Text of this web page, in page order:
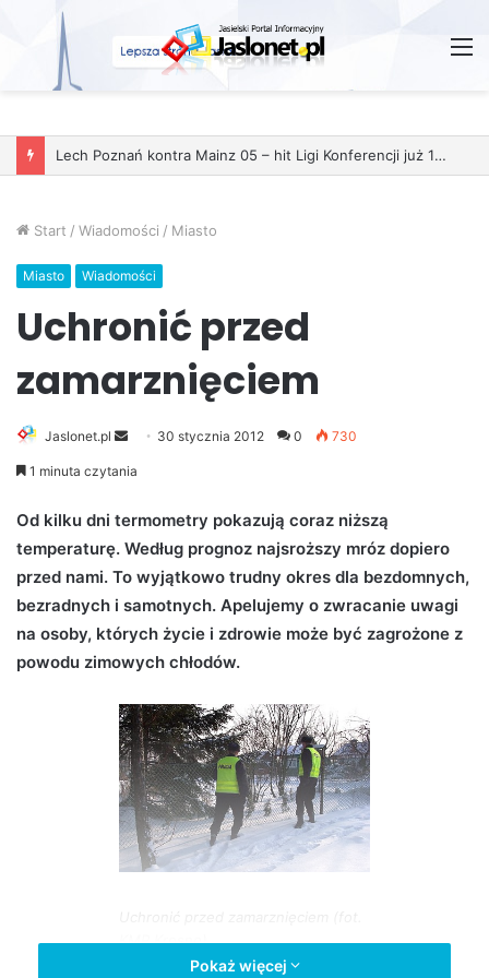
Lech Poznań kontra Mainz 05 – hit Ligi Konferencji już 11 grudnia
Start / Wiadomości / Miasto
Miasto Wiadomości
Uchronić przed
zamarznięciem
Jaslonet.pl
e
d
a
a
i
30 stycznia 2012 0 730
1 minuta czytania
Od kilku dni termometry pokazują coraz niższą
temperaturę. Według prognoz najsroższy mróz dopiero
przed nami. To wyjątkowo trudny okres dla bezdomnych,
bezradnych i samotnych. Apelujemy o zwracanie uwagi
na osoby, których życie i zdrowie może być zagrożone z
powodu zimowych chłodów.
KMP Krosno)
Pokaż więcej